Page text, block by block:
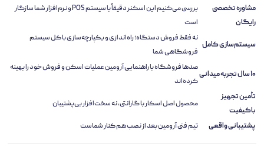
مشاوره تخصصی
رایگان
بررسی می‌کنیم این اسکنر دقیقاً با سیستم POS و نرم‌افزار شما سازگار
است
سیستم‌سازی کامل
نه فقط فروش دستگاه؛ راه‌اندازی و یکپارچه‌سازی با کل سیستم
فروشگاهی شما
۱۰ سال تجربه میدانی
صدها فروشگاه با راهنمایی آرومین عملیات اسکن و فروش خود را بهینه
کرده‌اند
تأمین تجهیز
باکیفیت
محصول اصل اسکار با گارانتی، نه سخت‌افزار بی‌پشتیبان
پشتیبانی واقعی تیم فنی آرومین بعد از نصب هم کنار شماست